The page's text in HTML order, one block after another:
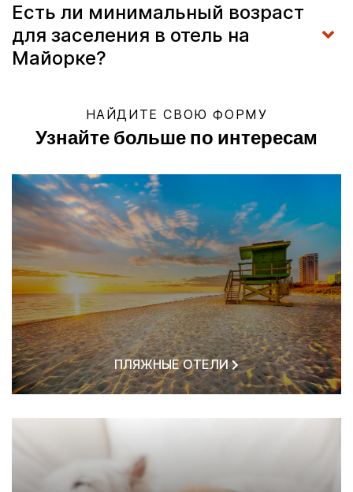
Есть ли минимальный возраст
для заселения в отель на
Майорке?
НАЙДИТЕ СВОЮ ФОРМУ
Узнайте больше по интересам
ПЛЯЖНЫЕ ОТЕЛИ